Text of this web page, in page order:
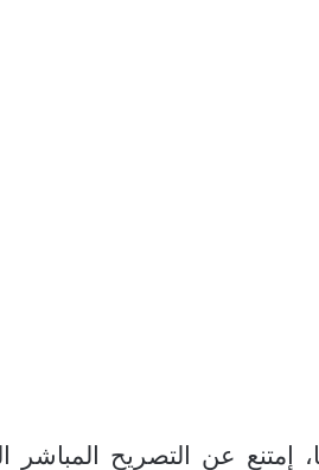
إمتنع عن التصريح المباشر